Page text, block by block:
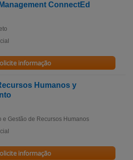
ConnectEd
informação
Humanos y
e Gestão de Recursos Humanos
informação